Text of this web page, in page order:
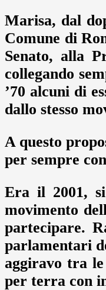
Marisa, dal
Comune di
Senato, alla
collegando
’70 alcuni di
dallo stesso
A questo
per sempre
Era il 2001,
movimento
partecipare.
parlamentari
aggiravo tra
per terra con